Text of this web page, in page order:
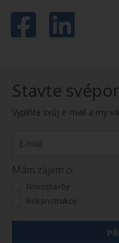
Stavte
Vyplňte svůj e-mail a my
Mám zájem o:
Novostavby
Rekonstrukce